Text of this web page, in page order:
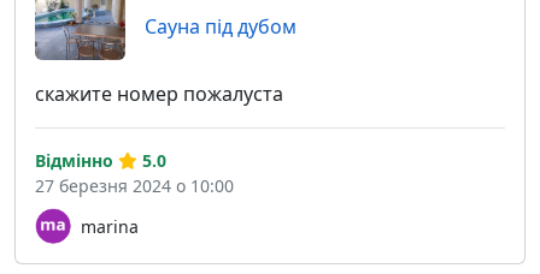
Сауна під дубом
скажите номер пожалуста
marina
Відмінно
5.0
27 березня 2024 о 10:00